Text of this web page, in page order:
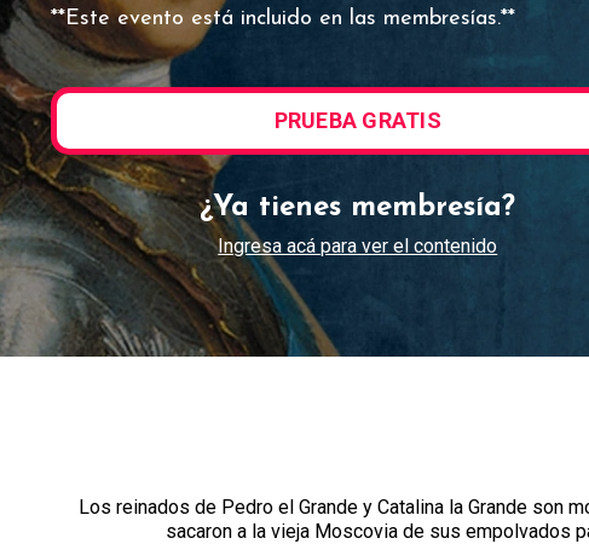
**Este evento está incluido en las membresías.**
PRUEBA GRATIS
¿Ya tienes membresía?
Ingresa acá para ver el contenido
Los reinados de Pedro el Grande y Catalina la Grande son
sacaron a la vieja Moscovia de sus empolvados